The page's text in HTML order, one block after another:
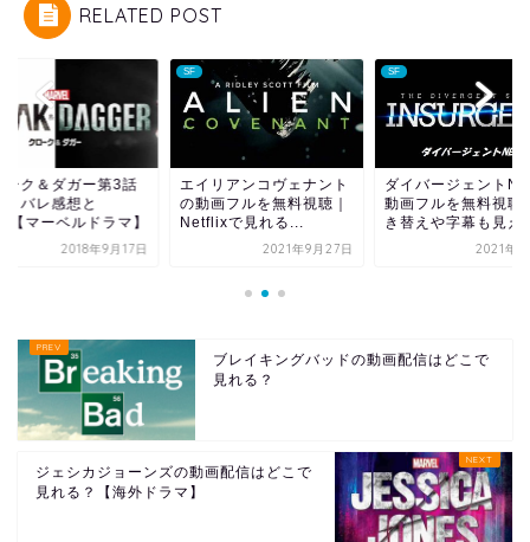
RELATED POST
ーク＆ダガー第3話
タバレ感想と
【マーベルドラマ】
2018年9月17日
SF
エイリアンコヴェナント
の動画フルを無料視聴｜
Netflixで見れる...
2021年9月27日
SF
ダイバージェント
動画フルを無料視聴
き替えや字幕も見え
2021年9
ブレイキングバッドの動画配信はどこで
見れる？
ジェシカジョーンズの動画配信はどこで
見れる？【海外ドラマ】